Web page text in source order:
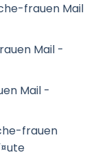
frauen Mail
Mail -
Mail -
frauen